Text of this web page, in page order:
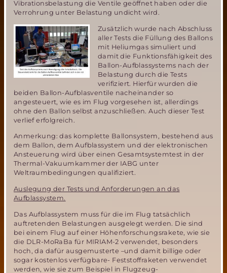
Vibrationsbelastung die Ventile geöffnet haben oder die
Verrohrung unter Belastung undicht wird.
Zusätzlich wurde nach Abschluss
aller Tests die Füllung des Ballons
mit Heliumgas simuliert und
damit die Funktionsfähigkeit des
Ballon-Aufblassystems nach der
Belastung durch die Tests
verifiziert. Hierfür wurden die
beiden Ballon-Aufblasventile nacheinander so
angesteuert, wie es im Flug vorgesehen ist, allerdings
ohne den Ballon selbst anzuschließen. Auch dieser Test
verlief erfolgreich.
Anmerkung: das komplette Ballonsystem, bestehend aus
dem Ballon, dem Aufblassystem und der elektronischen
Ansteuerung wird über einen Gesamtsystemtest in der
Thermal-Vakuumkammer der IABG unter
Weltraumbedingungen qualifiziert.
Auslegung der Tests und Anforderungen an das
Aufblassystem.
Das Aufblassystem muss für die im Flug tatsächlich
auftretenden Belastungen ausgelegt werden. Die sind
bei einem Flug auf einer Höhenforschungsrakete, wie sie
die DLR-MoRaBa für MIRIAM-2 verwendet, besonders
hoch, da dafür ausgemusterte –und damit billige oder
sogar kostenlos verfügbare- Feststoffraketen verwendet
werden, wie sie zum Beispiel in Flugzeug-